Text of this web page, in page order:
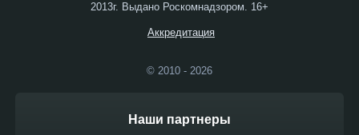
2013г. Выдано Роскомнадзором. 16+
Аккредитация
© 2010 - 2026
Наши партнеры